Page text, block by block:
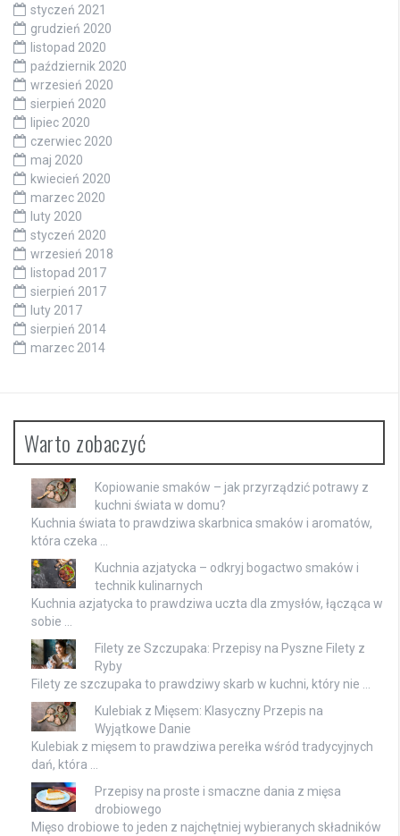
styczeń 2021
grudzień 2020
listopad 2020
październik 2020
wrzesień 2020
sierpień 2020
lipiec 2020
czerwiec 2020
maj 2020
kwiecień 2020
marzec 2020
luty 2020
styczeń 2020
wrzesień 2018
listopad 2017
sierpień 2017
luty 2017
sierpień 2014
marzec 2014
Warto zobaczyć
Kopiowanie smaków – jak przyrządzić potrawy z
kuchni świata w domu?
Kuchnia świata to prawdziwa skarbnica smaków i aromatów,
która czeka …
Kuchnia azjatycka – odkryj bogactwo smaków i
technik kulinarnych
Kuchnia azjatycka to prawdziwa uczta dla zmysłów, łącząca w
sobie …
Filety ze Szczupaka: Przepisy na Pyszne Filety z
Ryby
Filety ze szczupaka to prawdziwy skarb w kuchni, który nie …
Kulebiak z Mięsem: Klasyczny Przepis na
Wyjątkowe Danie
Kulebiak z mięsem to prawdziwa perełka wśród tradycyjnych
dań, która …
Przepisy na proste i smaczne dania z mięsa
drobiowego
Mięso drobiowe to jeden z najchętniej wybieranych składników